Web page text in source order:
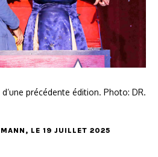
précédente édition. Photo: DR.
, LE 19 JUILLET 2025